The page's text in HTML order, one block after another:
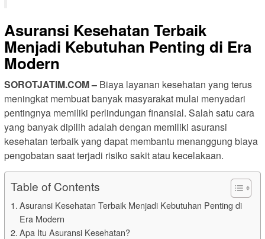
Asuransi Kesehatan Terbaik
Menjadi Kebutuhan Penting di Era
Modern
SOROTJATIM.COM – Biaya layanan kesehatan yang terus
meningkat membuat banyak masyarakat mulai menyadari
pentingnya memiliki perlindungan finansial. Salah satu cara
yang banyak dipilih adalah dengan memiliki asuransi
kesehatan terbaik yang dapat membantu menanggung biaya
pengobatan saat terjadi risiko sakit atau kecelakaan.
Table of Contents
Asuransi Kesehatan Terbaik Menjadi Kebutuhan Penting di
Era Modern
Apa Itu Asuransi Kesehatan?